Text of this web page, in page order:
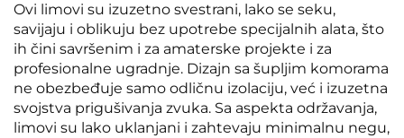
Ovi limovi su izuzetno svestrani, lako se seku,
savijaju i oblikuju bez upotrebe specijalnih alata, što
ih čini savršenim i za amaterske projekte i za
profesionalne ugradnje. Dizajn sa šupljim komorama
ne obezbeđuje samo odličnu izolaciju, već i izuzetna
svojstva prigušivanja zvuka. Sa aspekta održavanja,
limovi su lako uklanjani i zahtevaju minimalnu negu,